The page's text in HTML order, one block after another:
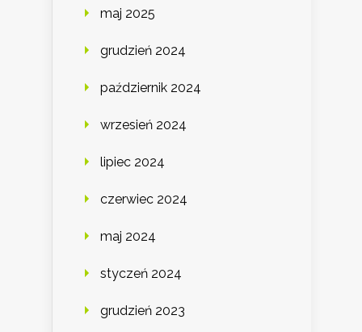
maj 2025
grudzień 2024
październik 2024
wrzesień 2024
lipiec 2024
czerwiec 2024
maj 2024
styczeń 2024
grudzień 2023